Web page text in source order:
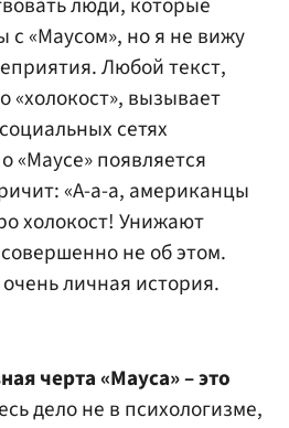
с «Маусом», но я не вижу
Любой текст,
«холокост», вызывает
сетях
«Маусе» появляется
«А-а-а, американцы
холокост! Унижают
не об этом.
личная история.
черта «Мауса» – это
дело не в психологизме,